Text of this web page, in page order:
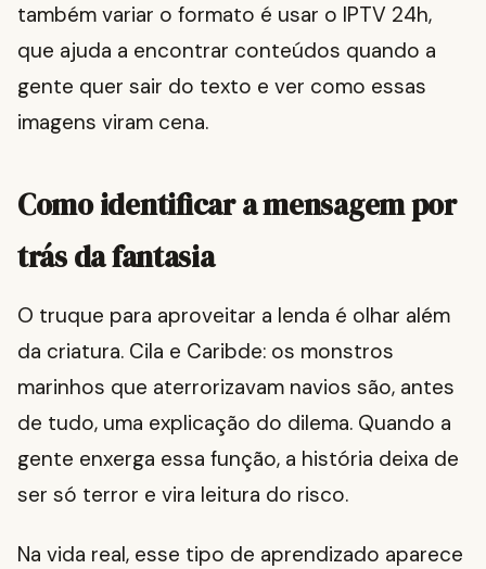
também variar o formato é usar o IPTV 24h,
que ajuda a encontrar conteúdos quando a
gente quer sair do texto e ver como essas
imagens viram cena.
Como identificar a mensagem por
trás da fantasia
O truque para aproveitar a lenda é olhar além
da criatura. Cila e Caribde: os monstros
marinhos que aterrorizavam navios são, antes
de tudo, uma explicação do dilema. Quando a
gente enxerga essa função, a história deixa de
ser só terror e vira leitura do risco.
Na vida real, esse tipo de aprendizado aparece